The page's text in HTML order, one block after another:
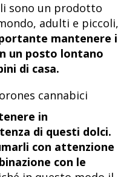
sono un prodotto
adulti e piccoli,
mantenere i
un posto lontano
di casa.
in
di questi dolci.
con attenzione
con le